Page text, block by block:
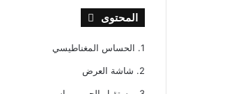
المحتوى
1. الحساس المغناطيسي
2. شاشة العرض